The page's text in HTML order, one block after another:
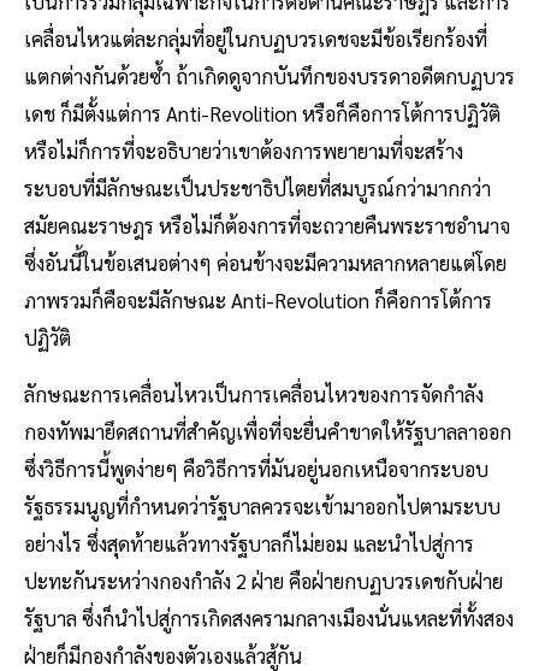
เคลื่อนไหวแต่ละกลุ่มที่อยู่ในกบฏบวรเดชจะมีข้อเรียกร้องที่
แตกต่างกันด้วยซ้ำ ถ้าเกิดดูจากบันทึกของบรรดาอดีตกบฏบวร
เดช ก็มีตั้งแต่การ Anti-Revolition หรือก็คือการโต้การปฏิวัติ
หรือไม่ก็การที่จะอธิบายว่าเขาต้องการพยายามที่จะสร้าง
ระบอบที่มีลักษณะเป็นประชาธิปไตยที่สมบูรณ์กว่ามากกว่า
สมัยคณะราษฎร หรือไม่ก็ต้องการที่จะถวายคืนพระราชอำนาจ
ซึ่งอันนี้ในข้อเสนอต่างๆ ค่อนข้างจะมีความหลากหลายแต่โดย
ภาพรวมก็คือจะมีลักษณะ Anti-Revolution ก็คือการโต้การ
ปฏิวัติ
ลักษณะการเคลื่อนไหวเป็นการเคลื่อนไหวของการจัดกำลัง
กองทัพมายึดสถานที่สำคัญเพื่อที่จะยื่นคำขาดให้รัฐบาลลาออก
ซึ่งวิธีการนี้พูดง่ายๆ คือวิธีการที่มันอยู่นอกเหนือจากระบอบ
รัฐธรรมนูญที่กำหนดว่ารัฐบาลควรจะเข้ามาออกไปตามระบบ
อย่างไร ซึ่งสุดท้ายแล้วทางรัฐบาลก็ไม่ยอม และนำไปสู่การ
ปะทะกันระหว่างกองกำลัง 2 ฝ่าย คือฝ่ายกบฏบวรเดชกับฝ่าย
รัฐบาล ซึ่งก็นำไปสู่การเกิดสงครามกลางเมืองนั่นแหละที่ทั้งสอง
ฝ่ายก็มีกองกำลังของตัวเองแล้วสู้กัน